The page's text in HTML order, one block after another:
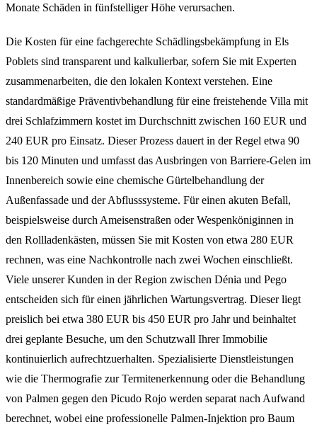
Monate Schäden in fünfstelliger Höhe verursachen.
Die Kosten für eine fachgerechte Schädlingsbekämpfung in Els
Poblets sind transparent und kalkulierbar, sofern Sie mit Experten
zusammenarbeiten, die den lokalen Kontext verstehen. Eine
standardmäßige Präventivbehandlung für eine freistehende Villa mit
drei Schlafzimmern kostet im Durchschnitt zwischen 160 EUR und
240 EUR pro Einsatz. Dieser Prozess dauert in der Regel etwa 90
bis 120 Minuten und umfasst das Ausbringen von Barriere-Gelen im
Innenbereich sowie eine chemische Gürtelbehandlung der
Außenfassade und der Abflusssysteme. Für einen akuten Befall,
beispielsweise durch Ameisenstraßen oder Wespenköniginnen in
den Rollladenkästen, müssen Sie mit Kosten von etwa 280 EUR
rechnen, was eine Nachkontrolle nach zwei Wochen einschließt.
Viele unserer Kunden in der Region zwischen Dénia und Pego
entscheiden sich für einen jährlichen Wartungsvertrag. Dieser liegt
preislich bei etwa 380 EUR bis 450 EUR pro Jahr und beinhaltet
drei geplante Besuche, um den Schutzwall Ihrer Immobilie
kontinuierlich aufrechtzuerhalten. Spezialisierte Dienstleistungen
wie die Thermografie zur Termitenerkennung oder die Behandlung
von Palmen gegen den Picudo Rojo werden separat nach Aufwand
berechnet, wobei eine professionelle Palmen-Injektion pro Baum